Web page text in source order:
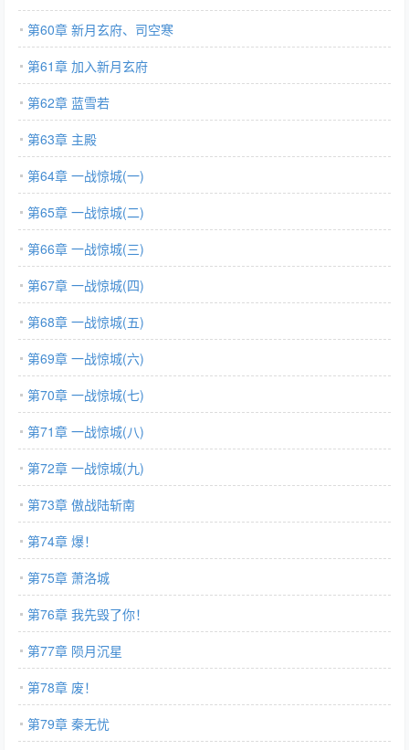
第60章 新月玄府、司空寒
第61章 加入新月玄府
第62章 蓝雪若
第63章 主殿
第64章 一战惊城(一)
第65章 一战惊城(二)
第66章 一战惊城(三)
第67章 一战惊城(四)
第68章 一战惊城(五)
第69章 一战惊城(六)
第70章 一战惊城(七)
第71章 一战惊城(八)
第72章 一战惊城(九)
第73章 傲战陆斩南
第74章 爆！
第75章 萧洛城
第76章 我先毁了你！
第77章 陨月沉星
第78章 废！
第79章 秦无忧